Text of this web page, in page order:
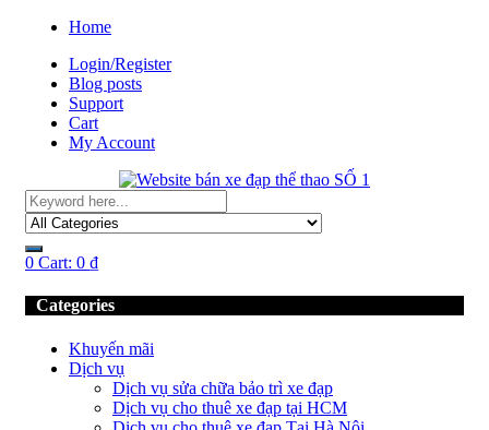
Home
Login/Register
Blog posts
Support
Cart
My Account
0 Cart: 0 ₫
Categories
Khuyến mãi
Dịch vụ
Dịch vụ sửa chữa bảo trì xe đạp
Dịch vụ cho thuê xe đạp tại HCM